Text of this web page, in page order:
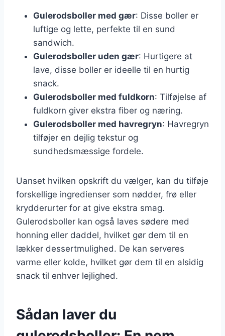
Gulerodsboller med gær: Disse boller er
luftige og lette, perfekte til en sund
sandwich.
Gulerodsboller uden gær: Hurtigere at
lave, disse boller er ideelle til en hurtig
snack.
Gulerodsboller med fuldkorn: Tilføjelse af
fuldkorn giver ekstra fiber og næring.
Gulerodsboller med havregryn: Havregryn
tilføjer en dejlig tekstur og
sundhedsmæssige fordele.
Uanset hvilken opskrift du vælger, kan du tilføje
forskellige ingredienser som nødder, frø eller
krydderurter for at give ekstra smag.
Gulerodsboller kan også laves sødere med
honning eller daddel, hvilket gør dem til en
lækker dessertmulighed. De kan serveres
varme eller kolde, hvilket gør dem til en alsidig
snack til enhver lejlighed.
Sådan laver du